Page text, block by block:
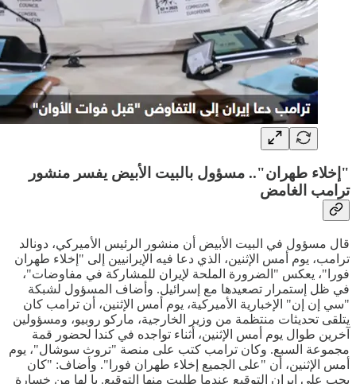
"إخلاء طهران".. مسؤول بالبيت الأبيض يفسر منشور
ترامب الغامض
قال مسؤول في البيت الأبيض أن منشور الرئيس الأميركي، دونالد
ترامب، يوم أمس الإثنين، الذي دعا فيه الإيرانيين إلى "إخلاء طهران
فورا"، يعكس "الضرورة الملحة لإيران للمشاركة في مفاوضات"،
في ظل إستمرار تصعيدها مع إسرائيل. وأضاف المسؤول لشبكة
"سي إن إن" الإخبارية الأميركية، يوم أمس الإثنين، أن ترامب كان
يتلقى تحديثات منتظمة من وزير الخارجية، ماركو روبيو، ومسؤولين
آخرين طوال يوم أمس الإثنين، أثناء تواجده في كندا لحضور قمة
مجموعة السبع. وكان ترامب كتب على منصة "تروث سوشال"، يوم
أمس الإثنين، أن "على الجميع إخلاء طهران فورا". وأضاف: "كان
يجب على إيران التوقيع عندما طلبت منها التوقيع. يا لها من خسارة